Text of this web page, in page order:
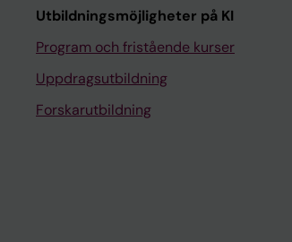
Utbildningsmöjligheter på KI
Program och fristående kurser
Uppdragsutbildning
Forskarutbildning